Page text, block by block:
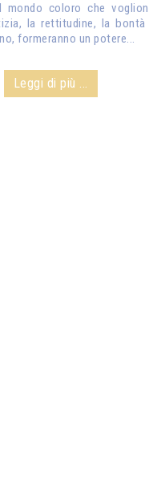
coloro che
la rettitudine, la
formeranno un potere...
Leggi di più ...